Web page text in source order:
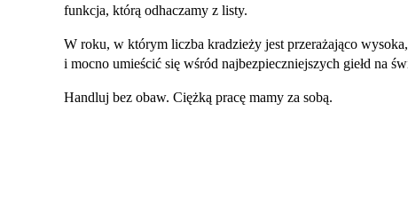
funkcja, którą odhaczamy z listy.
W roku, w którym liczba kradzieży jest przerażająco
i mocno umieścić się wśród najbezpieczniejszych giełd na
Handluj bez obaw. Ciężką pracę mamy za sobą.